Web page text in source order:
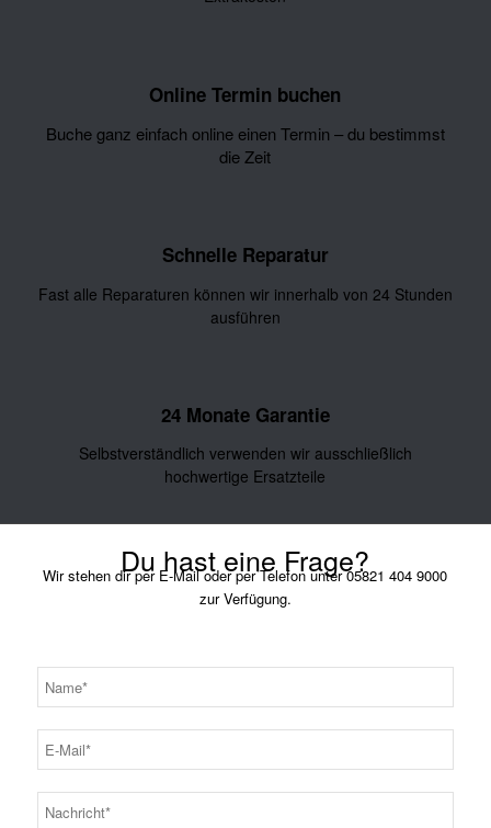
Online Termin buchen
Buche ganz einfach online einen Termin – du bestimmst
die Zeit
Schnelle Reparatur
Fast alle Reparaturen können wir innerhalb von 24 Stunden
ausführen
24 Monate Garantie
Selbstverständlich verwenden wir ausschließlich
hochwertige Ersatzteile
Du hast eine Frage?
Wir stehen dir per E-Mail oder per Telefon unter 05821 404 9000
zur Verfügung.